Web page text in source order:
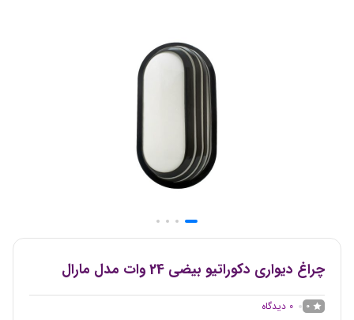
چراغ دیواری دکوراتیو بیضی 24 وات مدل مارال
0
0 دیدگاه